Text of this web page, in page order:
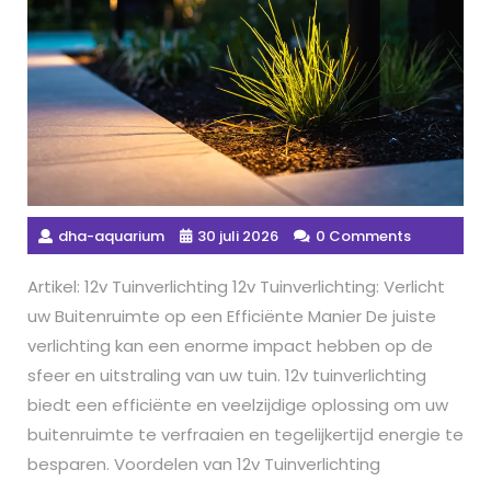
dha-aquarium 30 juli 2026 0 Comments
Artikel: 12v Tuinverlichting 12v Tuinverlichting: Verlicht
uw Buitenruimte op een Efficiënte Manier De juiste
verlichting kan een enorme impact hebben op de
sfeer en uitstraling van uw tuin. 12v tuinverlichting
biedt een efficiënte en veelzijdige oplossing om uw
buitenruimte te verfraaien en tegelijkertijd energie te
besparen. Voordelen van 12v Tuinverlichting